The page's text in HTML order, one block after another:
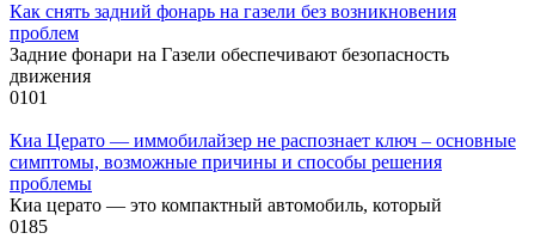
Как снять задний фонарь на газели без возникновения
проблем
Задние фонари на Газели обеспечивают безопасность
движения
0101
Киа Церато — иммобилайзер не распознает ключ – основные
симптомы, возможные причины и способы решения
проблемы
Киа церато — это компактный автомобиль, который
0185